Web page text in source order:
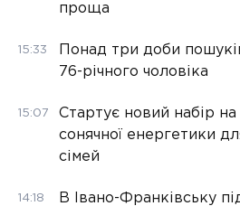
проща
15:33
Понад три доби
76-річного чоловіка
15:07
Стартує новий набір на
сонячної енергетики
сімей
14:18
В Івано-Франківську